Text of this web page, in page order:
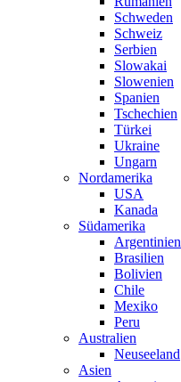
Schweden
Schweiz
Serbien
Slowakai
Slowenien
Spanien
Tschechien
Türkei
Ukraine
Ungarn
Nordamerika
USA
Kanada
Südamerika
Argentinien
Brasilien
Bolivien
Chile
Mexiko
Peru
Australien
Neuseeland
Asien